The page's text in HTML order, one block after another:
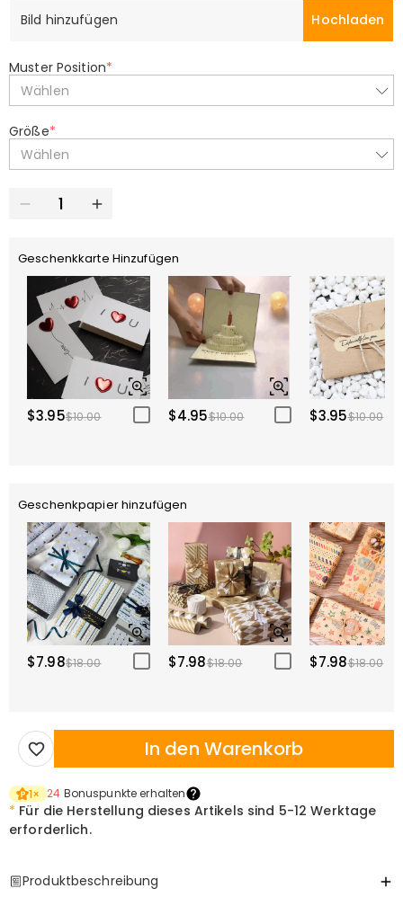
Bild hinzufügen
Hochladen
Muster Position*
Wählen
Größe*
Wählen
Geschenkkarte Hinzufügen
$3.95$10.00 $4.95$10.00 $3.95$10.00
Geschenkpapier hinzufügen
$7.98$18.00 $7.98$18.00 $7.98$18.00
In den Warenkorb
1× 24 Bonuspunkte erhalten
* Für die Herstellung dieses Artikels sind 5-12 Werktage
erforderlich.
Produktbeschreibung